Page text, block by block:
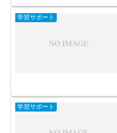
学習サポート
学習サポート